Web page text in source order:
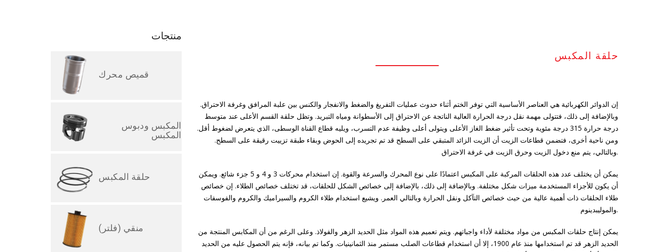
منتجات
قميص محرك
المكبس ودبوس
المكبس
حلقة المكبس
منقي (فلتر)
حلقة المكبس
إن الدوائر الكهربائية هي العناصر الأساسية التي توفر الختم أثناء حدوث عمليات التفريغ والضغط والانفجار والكنس بين علبة المرافق وغرفة الاحتراق.
وبالإضافة إلى ذلك، فتتولى مهمة نقل درجة الحرارة العالية الناتجة عن الاحتراق إلى الأسطوانة ومياه التبريد. وتظل حلقة القسم الأعلى عند متوسط
درجة حرارة 315 درجة مئوية وتحت تأثير ضغط الغاز الأعلى ويتولى أعلى وظيفة عدم التسرب، ويليه قطاع القناة الوسطى، الذي يتعرض لضغوط أقل.
ومن ناحية أخرى، فتضمن قطاعات الزيت أن الزيت الزائد المتبقي على السطح قد تم تجريده إلى الحوض وبقاء طبقة تزييت رقيقة على السطح.
وبالتالي، يتم منع دخول الزيت وحرق الزيت في غرفة الاحتراق.
يمكن أن يختلف عدد هذه الحلقات المركبة على المكبس اعتمادًا على نوع المحرك والسرعة والقوة. إن استخدام محركات 3 و 4 و 5 جزء شائع. ويمكن
أن يكون للأجزاء المستخدمة ميزات شكل مختلفة. وبالإضافة إلى ذلك، بالإضافة إلى خصائص الشكل للحلقات، قد تختلف خصائص الطلاء. إن خصائص
طلاء الحلقات ذات أهمية عالية من حيث خصائص التآكل ونقل الحرارة وبالتالي العمر. ويشيع استخدام طلاء الكروم والسيراميك والكروم والفوسفات
والموليبدينوم.
يمكن إنتاج حلقات المكبس من مواد مختلفة لأداء واجباتهم. ويتم تعميم هذه المواد مثل الحديد الزهر والفولاذ. وعلى الرغم من أن المكابس المنتجة من
الحديد الزهر قد تم استخدامها منذ عام 1900، إلا أن استخدام قطاعات الصلب مستمر منذ الثمانينيات. وكما تم بيانه، فإنه يتم الحصول عليه من الحديد